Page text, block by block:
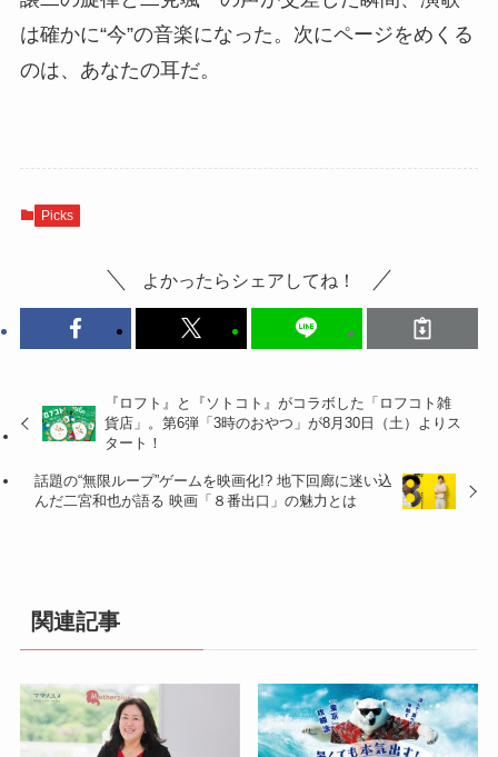
は確かに“今”の音楽になった。次にページをめくる
のは、あなたの耳だ。
Picks
よかったらシェアしてね！
『ロフト』と『ソトコト』がコラボした「ロフコト雑
貨店」。第6弾「3時のおやつ」が8月30日（土）よりス
タート！
話題の“無限ループ”ゲームを映画化!? 地下回廊に迷い込
んだ二宮和也が語る 映画「８番出口」の魅力とは
関連記事